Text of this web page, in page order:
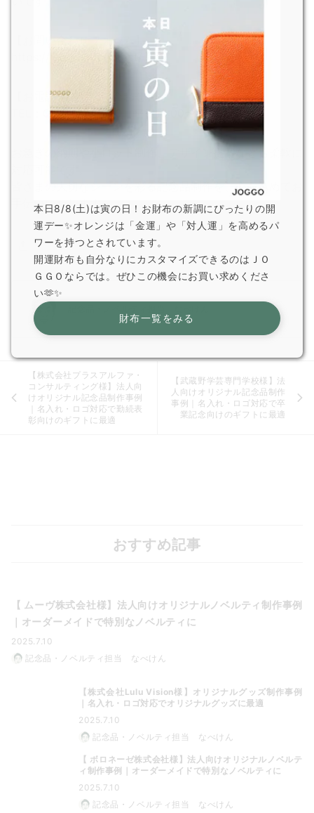
【お問い合わせフォーム】
https://joggo.jp/contact/
【お電話でのお問い合わせ】
TEL：03-5227-8320（平日10:00〜17:00）
お急ぎの納期や小ロット制作、デザイン提案なども柔軟に
皆さまの大切なシーンを彩る記念品制作を、心を込めてお
手伝いいたします。
【株式会社プラスアルファ・
コンサルティング様】法人向
けオリジナル記念品制作事例
｜名入れ・ロゴ対応で勤続表
彰向けのギフトに最適
【武蔵野学芸専門学校様】法
人向けオリジナル記念品制作
事例｜名入れ・ロゴ対応で卒
業記念向けのギフトに最適
おすすめ記事
【 ムーヴ株式会社様】法人向けオリジナルノベルティ制作事例
｜オーダーメイドで特別なノベルティに
2025.7.10
記念品・ノベルティ担当 なべけん
【株式会社Lulu Vision様】オリジナルグッズ制作事例
｜名入れ・ロゴ対応でオリジナルグッズに最適
2025.7.10
記念品・ノベルティ担当 なべけん
【 ボロネーゼ株式会社様】法人向けオリジナルノベルテ
ィ制作事例｜オーダーメイドで特別なノベルティに
2025.7.10
記念品・ノベルティ担当 なべけん
本日8/8(土)は寅の日！お財布の新調にぴったりの開
運デー✨オレンジは「金運」や「対人運」を高めるパ
ワーを持つとされています。
開運財布も自分なりにカスタマイズできるのはＪＯ
ＧＧＯならでは。ぜひこの機会にお買い求めくださ
い🫶✨
財布一覧をみる